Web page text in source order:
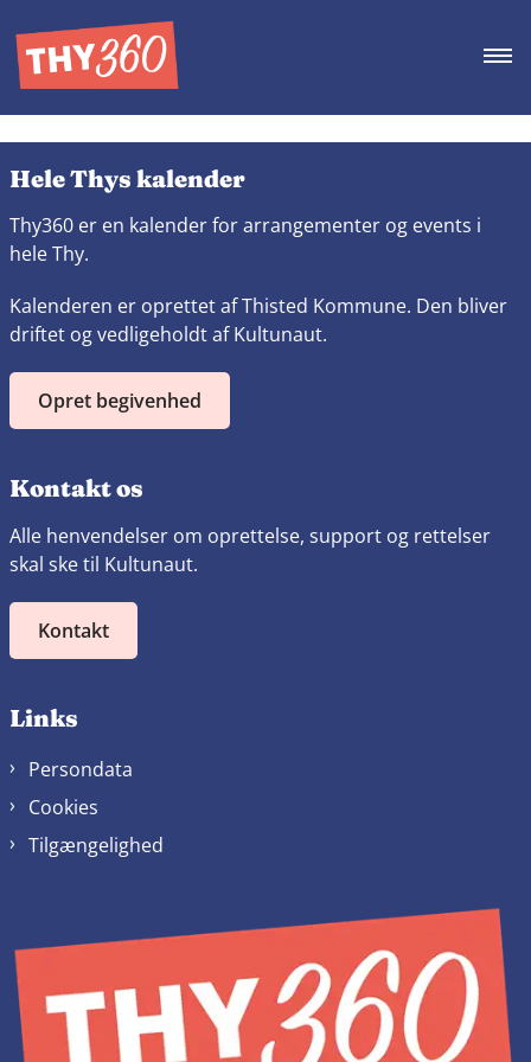
Hele Thys kalender
Thy360 er en kalender for arrangementer og events i
hele Thy.
Kalenderen er oprettet af Thisted Kommune. Den bliver
driftet og vedligeholdt af Kultunaut.
Opret begivenhed
Kontakt os
Alle henvendelser om oprettelse, support og rettelser
skal ske til Kultunaut.
Kontakt
Links
Persondata
Cookies
Tilgængelighed